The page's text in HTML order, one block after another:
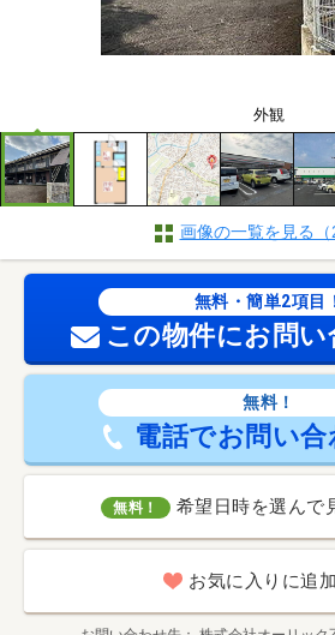
外観
画像の一覧を見る（
無料・簡単2項目
この物件にお問
無料！
電話でお問い合
無料！ 希望日時を選んで
お気に入りに追